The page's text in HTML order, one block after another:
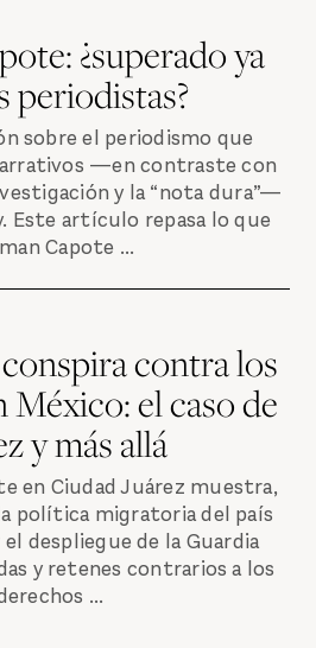
¿superado ya
periodistas?
sobre el periodismo que
—en contraste con
y la “nota dura”—
Este artículo repasa lo que
Capote ...
contra los
México: el caso de
y más allá
en Ciudad Juárez muestra,
política migratoria del país
despliegue de la Guardia
y retenes contrarios a los
...